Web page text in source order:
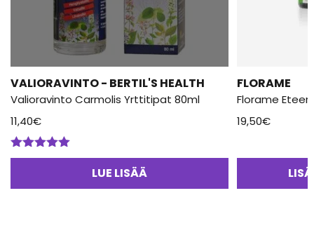
VALIORAVINTO - BERTIL'S HEALTH
Valioravinto Carmolis Yrttitipat 80ml
11,40€
Arvostelu
LUE LISÄÄ
FLORAME
Florame
19,50€